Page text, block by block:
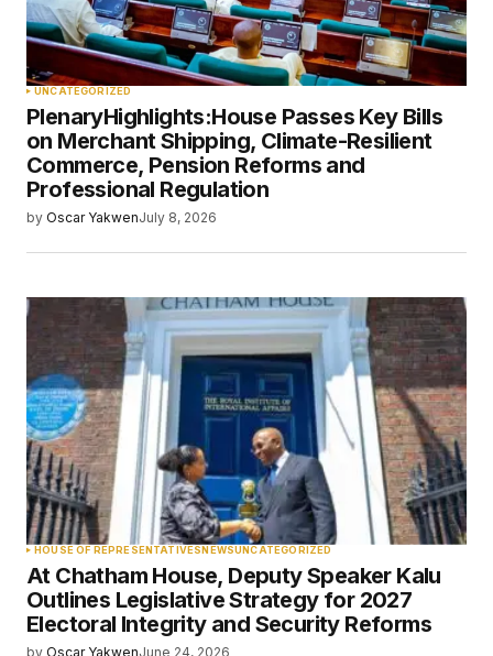
UNCATEGORIZED
PlenaryHighlights:House Passes Key Bills
on Merchant Shipping, Climate-Resilient
Commerce, Pension Reforms and
Professional Regulation
by Oscar YakwenJuly 8, 2026
HOUSE OF REPRESENTATIVESNEWSUNCATEGORIZED
At Chatham House, Deputy Speaker Kalu
Outlines Legislative Strategy for 2027
Electoral Integrity and Security Reforms
by Oscar YakwenJune 24, 2026